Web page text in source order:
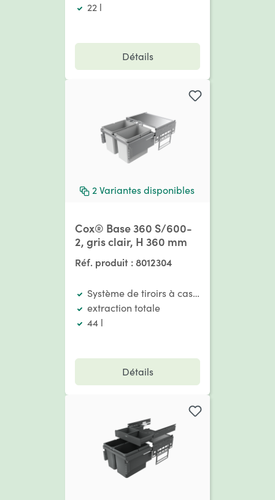
22 l
Détails
2 Variantes disponibles
Cox® Base 360 S/600-
2, gris clair, H 360 mm
Réf. produit :8012304
Système de tiroirs à casseroles
extraction totale
44 l
Détails